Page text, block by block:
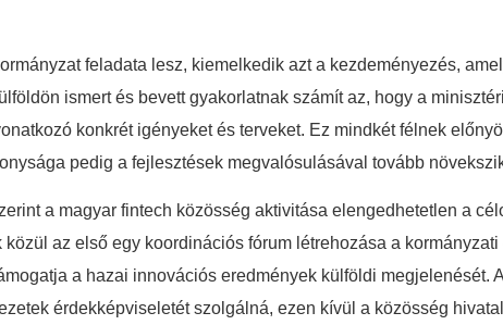
feladata lesz, kiemelkedik azt a kezdeményezés,
ismert és bevett gyakorlatnak számít az, hogy a
konkrét igényeket és terveket. Ez mindkét félnek
pedig a fejlesztések megvalósulásával tovább
a magyar fintech közösség aktivitása elengedhetetlen a
az első egy koordinációs fórum létrehozása a
a hazai innovációs eredmények külföldi megjelenését.
érdekképviseletét szolgálná, ezen kívül a közösség